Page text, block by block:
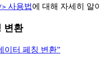
사용법에 대해 자세히 알
변환
이터 페칭 변환”